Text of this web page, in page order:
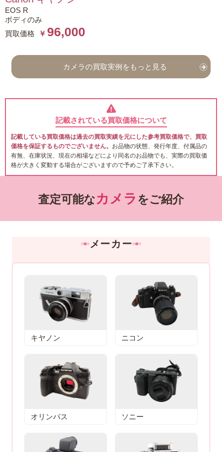
EOS R
ボディのみ
買取価格
￥ 96,000
カメラの買取実例をもっと見る
記載されている買取価格について
記載している買取価格は過去の買取実績を元にした参考買取価格で、買取
価格を保証するものでございません。 お品物の状態、発行年度、付属品の
有無、在庫状況、現在の相場などにより同名のお品物でも、実際の買取価
格が大きく変動する場合がございますので予めご了承下さい。
査定可能なカメラ をご紹介
メーカー
キヤノン ニコン
オリンパス ソニー